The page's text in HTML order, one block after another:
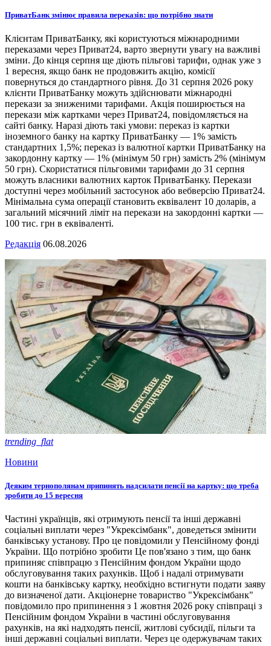
ПриватБанк змінює правила переказів: що потрібно знати
Клієнтам ПриватБанку, які користуються міжнародними
переказами через Приват24, варто звернути увагу на важливі
зміни. До кінця серпня ще діють пільгові тарифи, однак уже з
1 вересня, якщо банк не продовжить акцію, комісії
повернуться до стандартного рівня. До 31 серпня 2026 року
клієнти ПриватБанку можуть здійснювати міжнародні
перекази за зниженими тарифами. Акція поширюється на
перекази між картками через Приват24, повідомляється на
сайті банку. Наразі діють такі умови: переказ із картки
іноземного банку на картку ПриватБанку — 1% замість
стандартних 1,5%; переказ із валютної картки ПриватБанку на
закордонну картку — 1% (мінімум 50 грн) замість 2% (мінімум
50 грн). Скористатися пільговими тарифами до 31 серпня
можуть власники валютних карток ПриватБанку. Перекази
доступні через мобільний застосунок або вебверсію Приват24.
Мінімальна сума операції становить еквівалент 10 доларів, а
загальний місячний ліміт на перекази на закордонні картки —
100 тис. грн в еквіваленті.
Редакція 06.08.2026
trending_flat
Новини
Деяким тернополянам припинять надсилати пенсії на картку: що треба
зробити до 15 вересня
Частині українців, які отримують пенсії та інші державні
соціальні виплати через "Укрексімбанк", доведеться змінити
банківську установу. Про це повідомили у Пенсійному фонді
України. Що потрібно зробити Це пов'язано з тим, що банк
припиняє співпрацю з Пенсійним фондом України щодо
обслуговування таких рахунків. Щоб і надалі отримувати
кошти на банківську картку, необхідно встигнути подати заяву
до визначеної дати. Акціонерне товариство "Укрексімбанк"
повідомило про припинення з 1 жовтня 2026 року співпраці з
Пенсійним фондом України в частині обслуговування
рахунків, на які надходять пенсії, житлові субсидії, пільги та
інші державні соціальні виплати. Через це одержувачам таких